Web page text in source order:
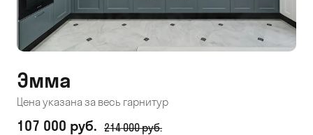
Эмма
Цена указана за весь гарнитур
107 000 руб. 214 000 руб.